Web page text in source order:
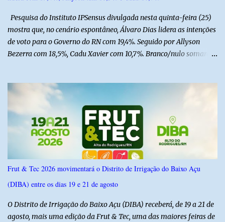
Pesquisa do Instituto IPSensus divulgada nesta quinta-feira (25)
mostra que, no cenário espontâneo, Álvaro Dias lidera as intenções
de voto para o Governo do RN com 19,4%. Seguido por Allyson
Bezerra com 18,5%, Cadu Xavier com 10,7%. Branco/nulo somaram
do Norte entre os dias 18 e 22 de junho de 2026. O levantamento
possui margem de erro de 2,5 pontos percentuais e nível de
confiança de 95%. Registro no TSE: RN-09520/2026
Frut & Tec 2026 movimentará o Distrito de Irrigação do Baixo Açu
(DIBA) entre os dias 19 e 21 de agosto
O Distrito de Irrigação do Baixo Açu (DIBA) receberá, de 19 a 21 de
agosto, mais uma edição da Frut & Tec, uma das maiores feiras de